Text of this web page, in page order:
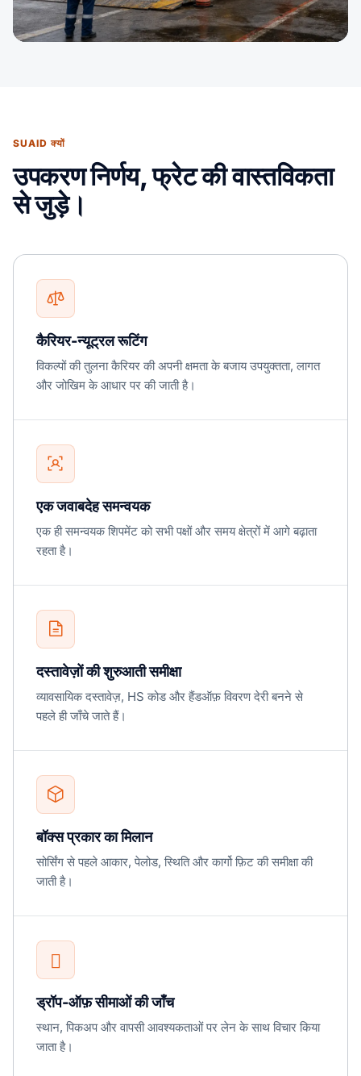
SUAID क्यों
उपकरण निर्णय, फ्रेट की वास्तविकता
से जुड़े।
कैरियर-न्यूट्रल रूटिंग
विकल्पों की तुलना कैरियर की अपनी क्षमता के बजाय उपयुक्तता, लागत
और जोखिम के आधार पर की जाती है।
एक जवाबदेह समन्वयक
एक ही समन्वयक शिपमेंट को सभी पक्षों और समय क्षेत्रों में आगे बढ़ाता
रहता है।
दस्तावेज़ों की शुरुआती समीक्षा
व्यावसायिक दस्तावेज़, HS कोड और हैंडऑफ़ विवरण देरी बनने से
पहले ही जाँचे जाते हैं।
बॉक्स प्रकार का मिलान
सोर्सिंग से पहले आकार, पेलोड, स्थिति और कार्गो फ़िट की समीक्षा की
जाती है।
ड्रॉप-ऑफ़ सीमाओं की जाँच
स्थान, पिकअप और वापसी आवश्यकताओं पर लेन के साथ विचार किया
जाता है।